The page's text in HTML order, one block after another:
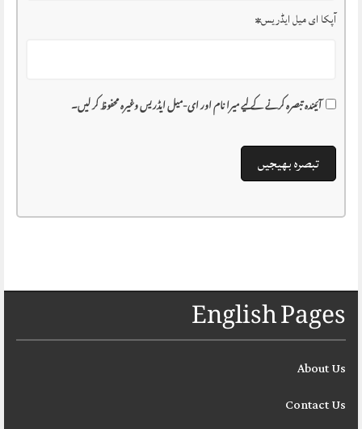
آپکا ای میل ایڈریس*
آئیندہ تبصرہ کرنے کے لیے میرا نام اور ای-میل ایڈریس وغیرہ محفوظ کر لیں۔
English Pages
About Us
Contact Us